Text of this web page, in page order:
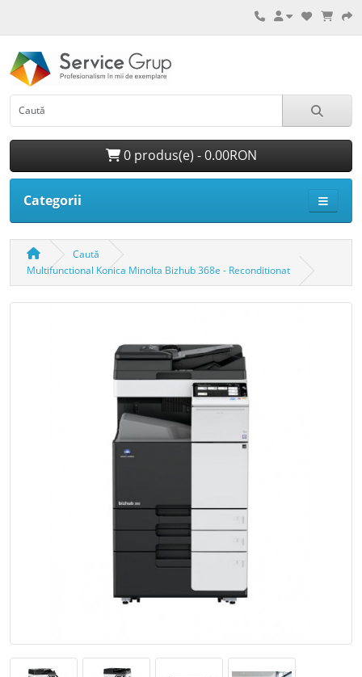
0 produs(e) - 0.00RON
Categorii
Caută
Multifunctional Konica Minolta Bizhub 368e - Reconditionat